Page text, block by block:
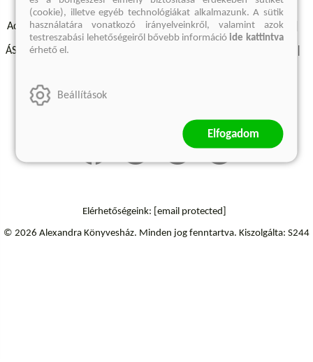
Adatvédelmi szabályzatok Elállási felmondási nyilatkozat
ÁSZF - Vásárlási feltételek
Szállítási információk
Elérhetőségeink: [email protected]
© 2026 Alexandra Könyvesház. Minden jog fenntartva. Kiszolgálta: S244
(cookie), illetve egyéb technológiákat alkalmazunk. A sütik
használatára vonatkozó irányelveinkről, valamint azok
testreszabási lehetőségeiről bővebb információide kattintva
érhető el.
Beállítások
Elfogadom